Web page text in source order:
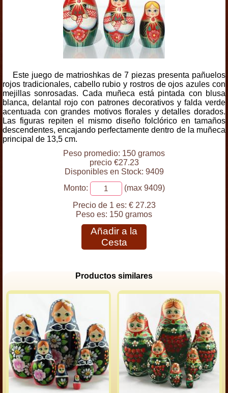
Este juego de matrioshkas de 7 piezas presenta pañuelos
rojos tradicionales, cabello rubio y rostros de ojos azules con
mejillas sonrosadas. Cada muñeca está pintada con blusa
blanca, delantal rojo con patrones decorativos y falda verde
acentuada con grandes motivos florales y detalles dorados.
Las figuras repiten el mismo diseño folclórico en tamaños
descendentes, encajando perfectamente dentro de la muñeca
principal de 13,5 cm.
Peso promedio: 150 gramos
precio €27.23
Disponibles en Stock: 9409
Monto:
(max 9409)
Precio de 1 es: € 27.23
Peso es: 150 gramos
Añadir a la
Cesta
Productos similares